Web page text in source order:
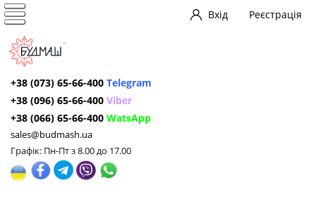
Вхід Реєстрація
+38 (073) 65-66-400 Telegram
+38 (096) 65-66-400 Viber
+38 (066) 65-66-400 WatsApp
sales@budmash.ua
Графік: Пн-Пт з 8.00 до 17.00